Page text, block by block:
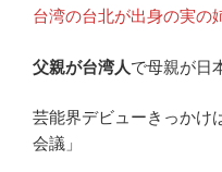
台湾の台北が出身の実の
父親が台湾人で母親が日
芸能界デビューきっかけ
会議」